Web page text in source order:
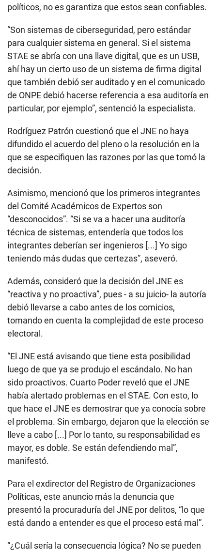
políticos, no es garantiza que estos sean confiables.
“Son sistemas de ciberseguridad, pero estándar
para cualquier sistema en general. Si el sistema
STAE se abría con una llave digital, que es un USB,
ahí hay un cierto uso de un sistema de firma digital
que también debió ser auditado y en el comunicado
de ONPE debió hacerse referencia a esa auditoría en
particular, por ejemplo”, sentenció la especialista.
Rodríguez Patrón cuestionó que el JNE no haya
difundido el acuerdo del pleno o la resolución en la
que se especifiquen las razones por las que tomó la
decisión.
Asimismo, mencionó que los primeros integrantes
del Comité Académicos de Expertos son
“desconocidos”. “Si se va a hacer una auditoría
técnica de sistemas, entendería que todos los
integrantes deberían ser ingenieros [...] Yo sigo
teniendo más dudas que certezas”, aseveró.
Además, consideró que la decisión del JNE es
“reactiva y no proactiva”, pues - a su juicio- la autoría
debió llevarse a cabo antes de los comicios,
tomando en cuenta la complejidad de este proceso
electoral.
“El JNE está avisando que tiene esta posibilidad
luego de que ya se produjo el escándalo. No han
sido proactivos. Cuarto Poder reveló que el JNE
había alertado problemas en el STAE. Con esto, lo
que hace el JNE es demostrar que ya conocía sobre
el problema. Sin embargo, dejaron que la elección se
lleve a cabo [...] Por lo tanto, su responsabilidad es
mayor, es doble. Se están defendiendo mal”,
manifestó.
Para el exdirector del Registro de Organizaciones
Políticas, este anuncio más la denuncia que
presentó la procuraduría del JNE por delitos, “lo que
está dando a entender es que el proceso está mal”.
“¿Cuál sería la consecuencia lógica? No se pueden